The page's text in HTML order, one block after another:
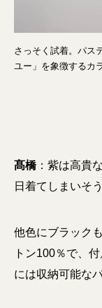
さっそく試着。パス
ユー」を象徴するカ
髙橋：紫は高貴
日着てしまいそ
他色にブラック
トン100％で、
には収納可能な